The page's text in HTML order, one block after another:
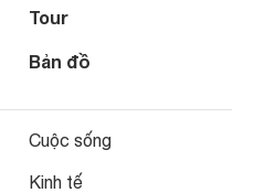
Tour
Bản đồ
Cuộc sống
Kinh tế